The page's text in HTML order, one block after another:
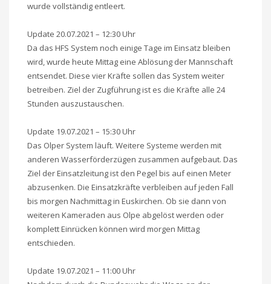
wurde vollständig entleert.
Update 20.07.2021 – 12:30 Uhr
Da das HFS System noch einige Tage im Einsatz bleiben
wird, wurde heute Mittag eine Ablösung der Mannschaft
entsendet. Diese vier Kräfte sollen das System weiter
betreiben. Ziel der Zugführung ist es die Kräfte alle 24
Stunden auszustauschen.
Update 19.07.2021 – 15:30 Uhr
Das Olper System läuft. Weitere Systeme werden mit
anderen Wasserförderzügen zusammen aufgebaut. Das
Ziel der Einsatzleitung ist den Pegel bis auf einen Meter
abzusenken. Die Einsatzkräfte verbleiben auf jeden Fall
bis morgen Nachmittag in Euskirchen. Ob sie dann von
weiteren Kameraden aus Olpe abgelöst werden oder
komplett Einrücken können wird morgen Mittag
entschieden.
Update 19.07.2021 – 11:00 Uhr